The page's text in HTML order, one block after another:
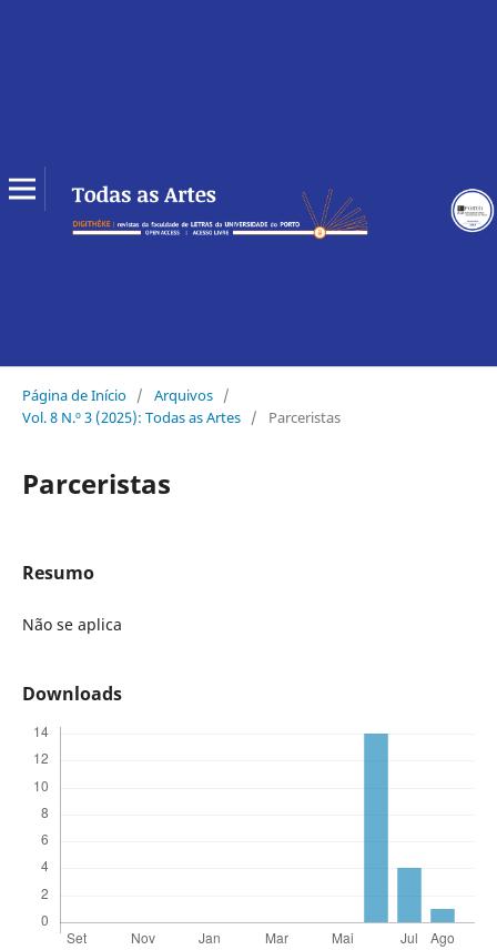
Página de Início / Arquivos /
Vol. 8 N.º 3 (2025): Todas as Artes / Parceristas
Parceristas
Resumo
Não se aplica
Downloads